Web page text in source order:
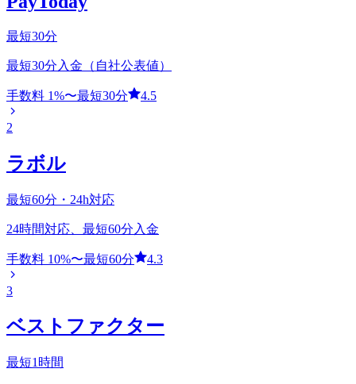
最短30分
最短30分入金（自社公表値）
手数料 1%〜最短30分 4.5
2
ラボル
最短60分・24h対応
24時間対応、最短60分入金
手数料 10%〜最短60分 4.3
3
ベストファクター
最短1時間